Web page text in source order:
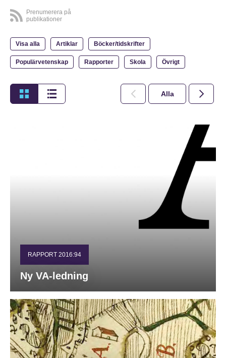
Prenumerera på
publikationer
Visa alla Artiklar Böcker/tidskrifter
Populärvetenskap Rapporter Skola Övrigt
Alla 2026
RAPPORT 2016:94
Ny VA-ledning